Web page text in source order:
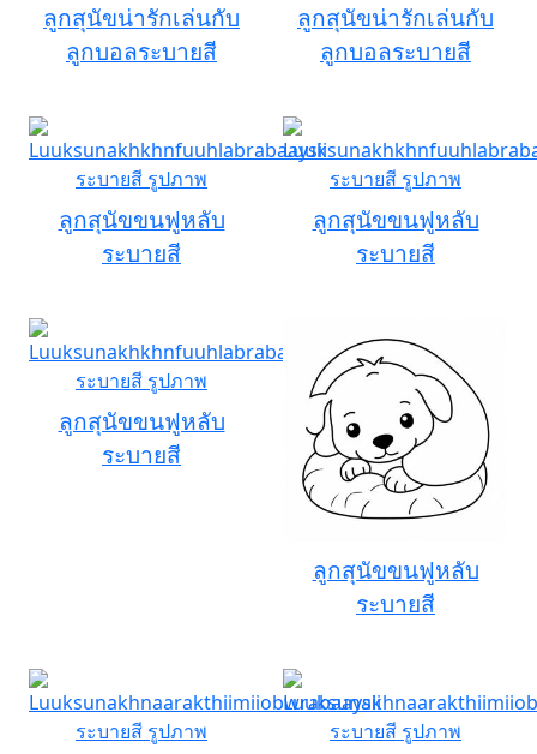
ลูกสุนัขน่ารักเล่นกับ
ลูกบอลระบายสี
ลูกสุนัขน่ารักเล่นกับ
ลูกบอลระบายสี
ลูกสุนัขขนฟูหลับ
ระบายสี
ลูกสุนัขขนฟูหลับ
ระบายสี
ลูกสุนัขขนฟูหลับ
ระบายสี
ลูกสุนัขขนฟูหลับ
ระบายสี